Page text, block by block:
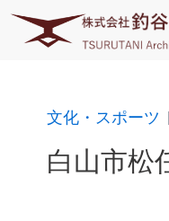
内
文化・スポーツ |
白山市松